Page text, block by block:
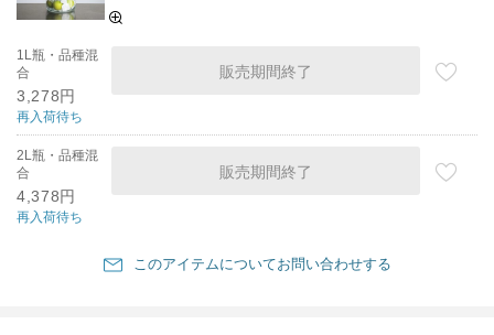
1L瓶・品種混
合
3,278円
再入荷待ち
販売期間終了
2L瓶・品種混
合
4,378円
再入荷待ち
販売期間終了
このアイテムについてお問い合わせする